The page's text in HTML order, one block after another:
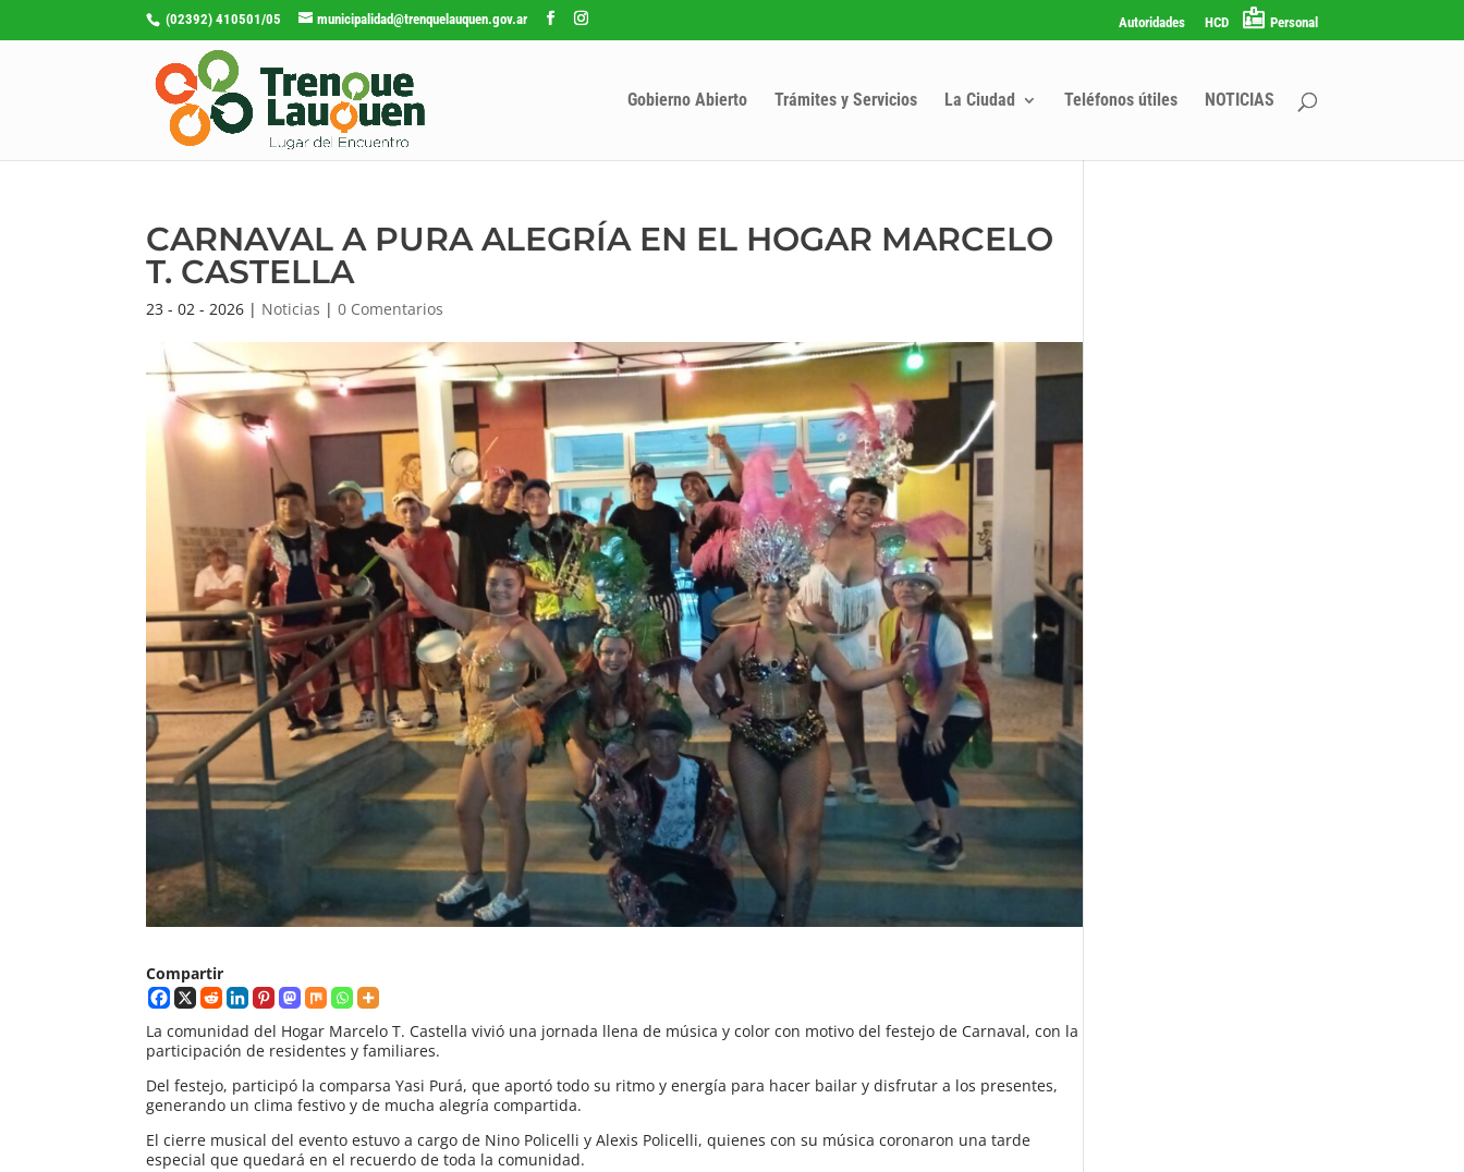
(02392) 410501/05 municipalidad@trenquelauquen.gov.ar Autoridades HCD Personal
Gobierno Abierto Trámites y Servicios La Ciudad Teléfonos útiles NOTICIAS
CARNAVAL A PURA ALEGRÍA EN EL HOGAR MARCELO
T. CASTELLA
23 - 02 - 2026 | Noticias |0 Comentarios
Compartir
La comunidad del Hogar Marcelo T. Castella vivió una jornada llena de música y color con motivo del festejo de Carnaval, con la
participación de residentes y familiares.
Del festejo, participó la comparsa Yasi Purá, que aportó todo su ritmo y energía para hacer bailar y disfrutar a los presentes,
generando un clima festivo y de mucha alegría compartida.
El cierre musical del evento estuvo a cargo de Nino Policelli y Alexis Policelli, quienes con su música coronaron una tarde
especial que quedará en el recuerdo de toda la comunidad.